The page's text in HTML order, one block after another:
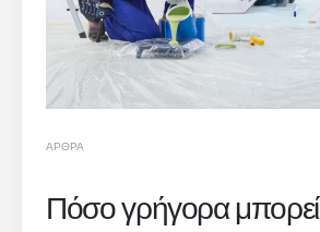
ΆΡΘΡΑ
Πόσο γρήγορα